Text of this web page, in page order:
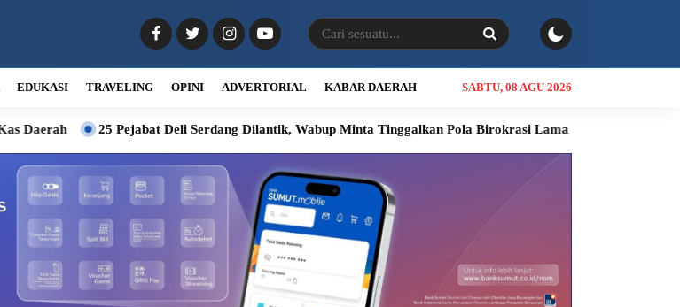
EDUKASI TRAVELING OPINI ADVERTORIAL KABAR DAERAH SABTU, 08 AGU 2026
25 Pejabat Deli Serdang Dilantik, Wabup Minta Tinggalkan Pola Birokrasi Lama Kolaborasi Bobby Nasution